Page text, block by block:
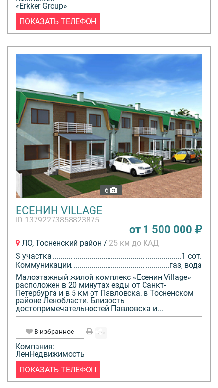
«Erkker Group»
ПОКАЗАТЬ ТЕЛЕФОН
6
ЕСЕНИН VILLAGE
ID 13792273858823875
от 1 500 000
ЛО, Тосненский район / 25 км до КАД
S участка
1 сот.
Коммуникации
газ, вода
Малоэтажный жилой комплекс «Есенин Village»
расположен в 20 минутах езды от Санкт-
Петербурга и в 5 км от Павловска, в Тосненском
районе Ленобласти. Близость
достопримечательностей Павловска и...
В избранное
Компания:
ЛенНедвижимость
ПОКАЗАТЬ ТЕЛЕФОН